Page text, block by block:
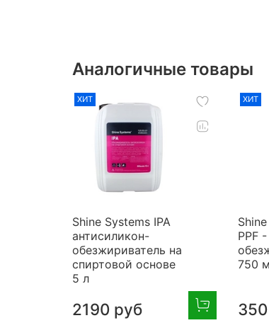
Аналогичные товары
ХИТ
Shine Systems IPA
антисиликон-
обезжириватель на
спиртовой основе
5 л
2190 руб
ХИТ
PPF
750